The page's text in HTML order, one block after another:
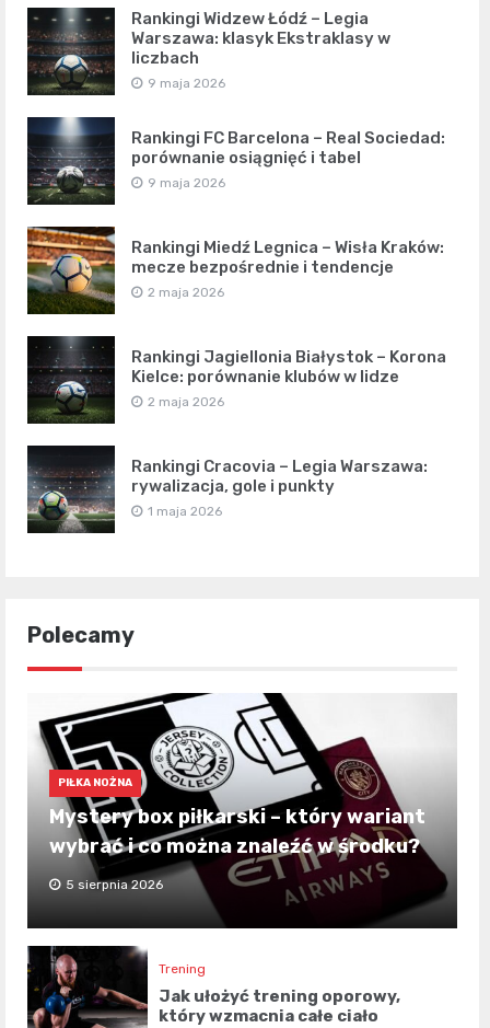
Rankingi Widzew Łódź – Legia
Warszawa: klasyk Ekstraklasy w
liczbach
9 maja 2026
Rankingi FC Barcelona – Real Sociedad:
porównanie osiągnięć i tabel
9 maja 2026
Rankingi Miedź Legnica – Wisła Kraków:
mecze bezpośrednie i tendencje
2 maja 2026
Rankingi Jagiellonia Białystok – Korona
Kielce: porównanie klubów w lidze
2 maja 2026
Rankingi Cracovia – Legia Warszawa:
rywalizacja, gole i punkty
1 maja 2026
Polecamy
PIŁKA NOŻNA
Mystery box piłkarski – który wariant
wybrać i co można znaleźć w środku?
5 sierpnia 2026
Trening
Jak ułożyć trening oporowy,
który wzmacnia całe ciało